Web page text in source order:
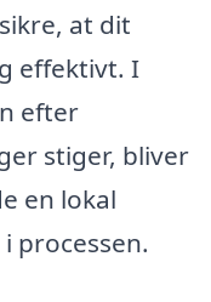
at dit
effektivt. I
efter
stiger, bliver
en lokal
processen.